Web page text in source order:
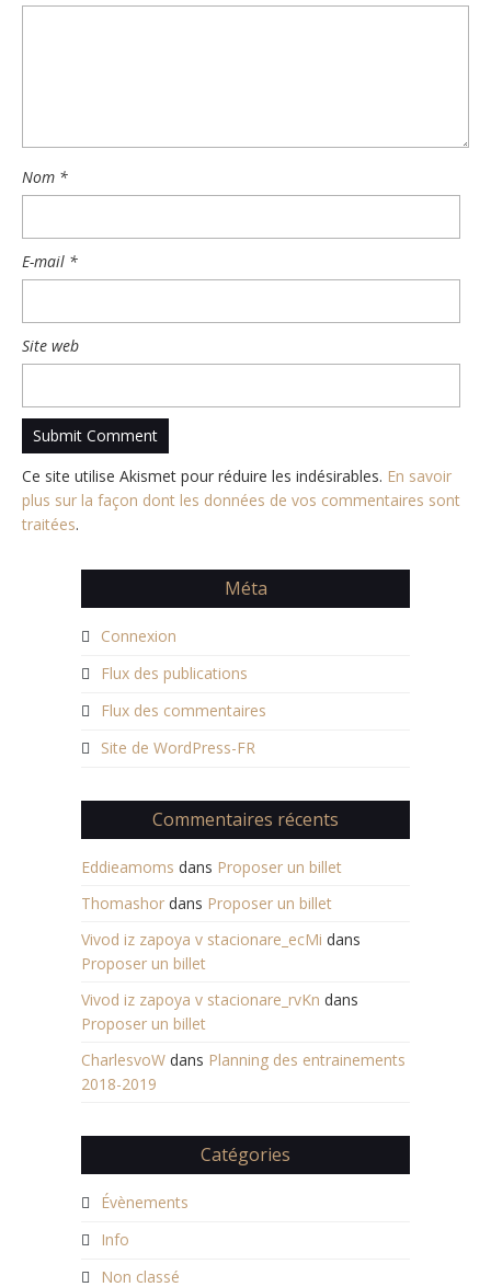
Nom *
E-mail *
Site web
Ce site utilise Akismet pour réduire les indésirables. En savoir
plus sur la façon dont les données de vos commentaires sont
traitées.
Méta
Connexion
Flux des publications
Flux des commentaires
Site de WordPress-FR
Commentaires récents
Eddieamoms dans Proposer un billet
Thomashor dans Proposer un billet
Vivod iz zapoya v stacionare_ecMi dans
Proposer un billet
Vivod iz zapoya v stacionare_rvKn dans
Proposer un billet
CharlesvoW dans Planning des entrainements
2018-2019
Catégories
Évènements
Info
Non classé